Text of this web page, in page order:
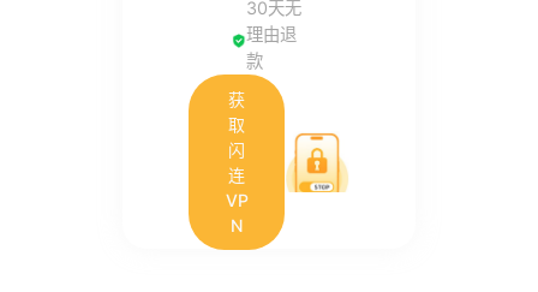
30天无
理由退
款
获
取
闪
连
VP
N